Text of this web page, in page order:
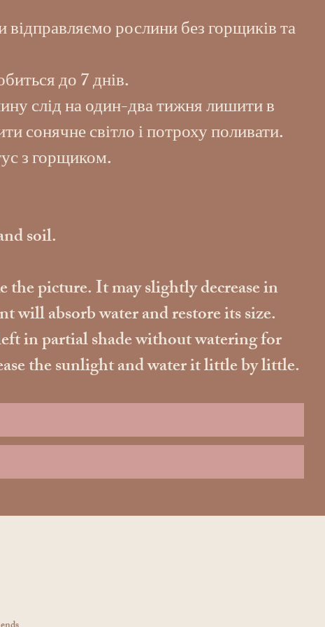
рослини без горщиків та
до 7 днів.
слід на один-два тижня лишити в
сонячне світло і потроху поливати.
з горщиком.
soil.
picture. It may slightly decrease in
absorb water and restore its size.
in partial shade without watering for
the sunlight and water it little by little.